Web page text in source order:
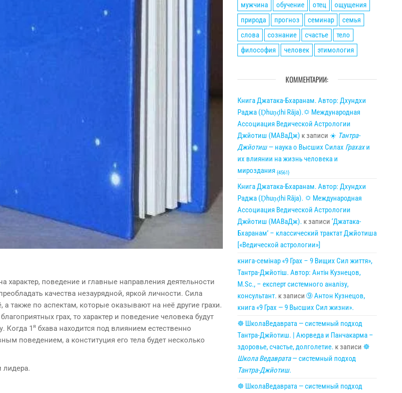
характер, поведение и главные направления деятельности
качества незаурядной, яр­кой личности. Сила
также по аспектам, которые оказывают на неё другие грахи.
грах, то характер и поведение человека будут
Когда 1я бхава нахо­дится под влиянием естественно
поведением, а конституция его тела будет несколько
лидера.
мужчина
обучение отец
ощущения
природа
прогноз семинар
семья
слова
сознание счастье
тело
философия
человек этимология
КОММЕНТАРИИ:
Книга Джатака-Бхаранам. Автор: Дхундхи
Раджа (Ḍhuṇḍhi Rāja).🌣 Международная
Ассоциация Ведической Астрологии
Джйотиш (МАВаДж) к записи ☀ Тантра-
Джйотиш— наука о Высших Силах Грахахи
их влиянии на жизнь человека и
мироздания {4561}
Книга Джатака-Бхаранам. Автор: Дхундхи
Раджа (Ḍhuṇḍhi Rāja). 🌣 Международная
Ассоциация Ведической Астрологии
Джйотиш (МАВаДж). к записи ‘Джатака-
Бхаранам’ – классический трактат Джйотиша
[«Ведической астрологии»]
книга-семінар «9 Грах – 9 Вищих Сил життя»,
Тантра-Джйотіш. Автор: Антін Кузнецов,
M.Sc., – експерт системного аналізу,
консультант. к записи ➈ Антон Кузнецов,
книга «9 Грах — 9 Высших Сил жизни».
☸ ШколаВедаврата — системный подход
Тантра-Джйотиш. | Аюрведа и Панчакарма –
здоровье, счастье, долголетие. к записи ☸
Школа Ведаврата— системный подход
Тантра-Джйотиш.
☸ ШколаВедаврата — системный подход